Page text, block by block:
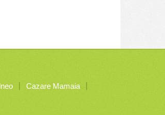
Cazare Mamaia